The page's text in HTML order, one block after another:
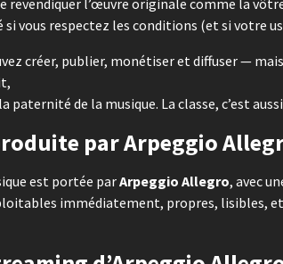
si vous respectez les conditions (et si votre
créer, publier, monétiser et diffuser —
paternité de la musique. La classe, c’est
par Arpeggio
est portée parArpeggio Allegro, avec
immédiatement, propres, lisibles,